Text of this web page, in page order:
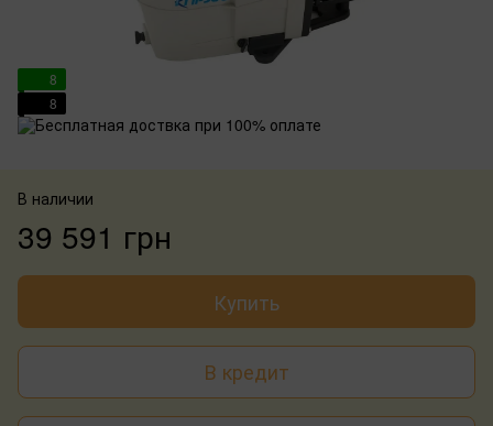
8
8
В наличии
39 591 грн
Купить
В кредит